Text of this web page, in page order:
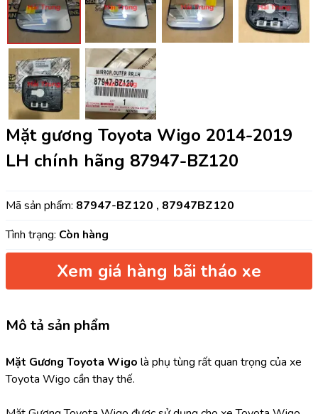
Mặt gương Toyota Wigo 2014-2019
LH chính hãng 87947-BZ120
Mã sản phẩm: 87947-BZ120 , 87947BZ120
Tình trạng: Còn hàng
Xem giá hàng bãi tháo xe
Mô tả sản phẩm
Mặt Gương Toyota Wigo là phụ tùng rất quan trọng của xe
Toyota Wigo cần thay thế.